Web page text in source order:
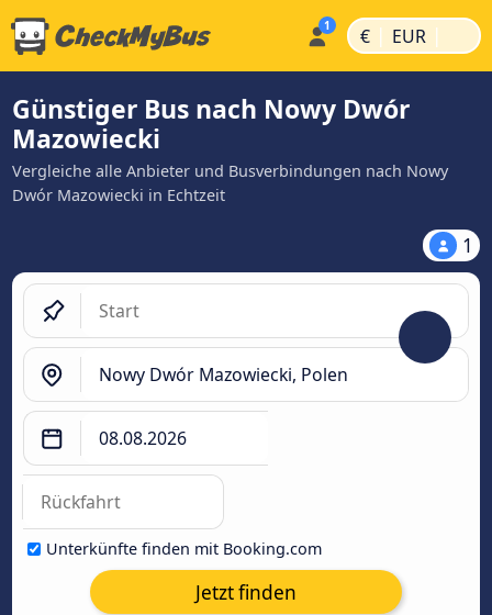
€ | EUR |
Günstiger Bus nach Nowy Dwór
Mazowiecki
Vergleiche alle Anbieter und Busverbindungen nach Nowy
Dwór Mazowiecki in Echtzeit
1
Unterkünfte finden mit Booking.com
Jetzt finden